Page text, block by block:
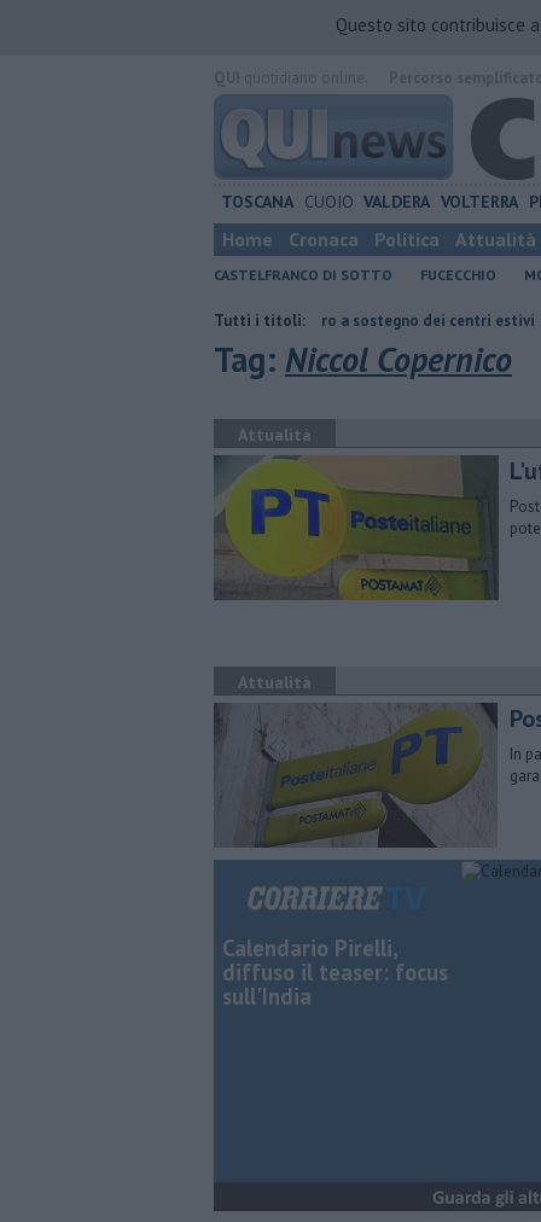
Questo sito contribuisce
TOSCANA CUOIO VALDERA VOLTERRA
Home Cronaca Politica Attualità
CASTELFRANCO DI SOTTO FUCECCHIO
Tutti i titoli:
Oltre 7mila euro a sostegno dei centri estivi
Tag: Niccol Copernico
Attualità
Attualità
In
Calendario Pirelli,
diffuso il teaser: focus
sull'India